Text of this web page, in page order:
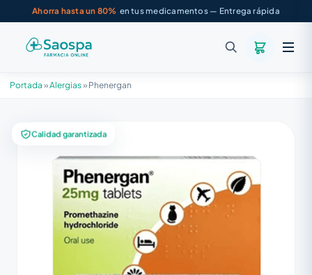
Ahorra hasta un 80% en tus medicamentos — Entrega rápida
Portada »Alergias» Phenergan
Calidad garantizada